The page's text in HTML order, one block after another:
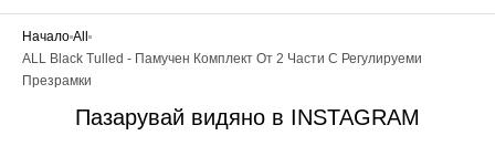
Начало All
ALL Black Tulled - Памучен Комплект От 2 Части С Регулируеми
Презрамки
Пазарувай видяно в INSTAGRAM